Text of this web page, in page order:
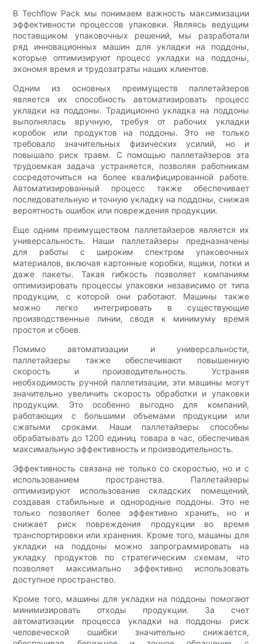
В Techflow Pack мы понимаем важность максимизации
эффективности процессов упаковки. Являясь ведущим
поставщиком упаковочных решений, мы разработали
ряд инновационных машин для укладки на поддоны,
которые оптимизируют процесс укладки на поддоны,
экономя время и трудозатраты наших клиентов.
Одним из основных преимуществ паллетайзеров
является их способность автоматизировать процесс
укладки на поддоны. Традиционно укладка на поддоны
выполнялась вручную, требуя от рабочих укладки
коробок или продуктов на поддоны. Это не только
требовало значительных физических усилий, но и
повышало риск травм. С помощью паллетайзеров эта
трудоемкая задача устраняется, позволяя работникам
сосредоточиться на более квалифицированной работе.
Автоматизированный процесс также обеспечивает
последовательную и точную укладку на поддоны, снижая
вероятность ошибок или повреждения продукции.
Еще одним преимуществом паллетайзеров является их
универсальность. Наши паллетайзеры предназначены
для работы с широким спектром упаковочных
материалов, включая картонные коробки, ящики, лотки и
даже пакеты. Такая гибкость позволяет компаниям
оптимизировать процессы упаковки независимо от типа
продукции, с которой они работают. Машины также
можно легко интегрировать в существующие
производственные линии, сводя к минимуму время
простоя и сбоев.
Помимо автоматизации и универсальности,
паллетайзеры также обеспечивают повышенную
скорость и производительность. Устраняя
необходимость ручной паллетизации, эти машины могут
значительно увеличить скорость обработки и упаковки
продукции. Это особенно выгодно для компаний,
работающих с большими объемами продукции или
сжатыми сроками. Наши паллетайзеры способны
обрабатывать до 1200 единиц товара в час, обеспечивая
максимальную эффективность и производительность.
Эффективность связана не только со скоростью, но и с
использованием пространства. Паллетайзеры
оптимизируют использование складских помещений,
создавая стабильные и однородные поддоны. Это не
только позволяет более эффективно хранить, но и
снижает риск повреждения продукции во время
транспортировки или хранения. Кроме того, машины для
укладки на поддоны можно запрограммировать на
укладку продуктов по стратегическим схемам, что
позволяет максимально эффективно использовать
доступное пространство.
Кроме того, машины для укладки на поддоны помогают
минимизировать отходы продукции. За счет
автоматизации процесса укладки на поддоны риск
человеческой ошибки значительно снижается,